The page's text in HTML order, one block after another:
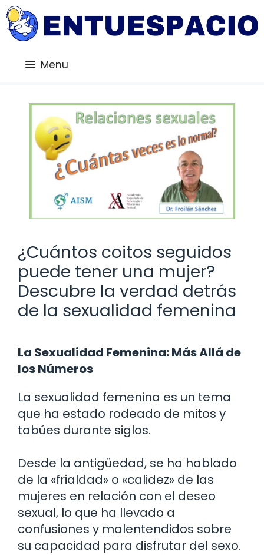
Saltar
al
contenido
Menu
¿Cuántos coitos seguidos
puede tener una mujer?
Descubre la verdad detrás
de la sexualidad femenina
La Sexualidad Femenina: Más Allá de
los Números
La sexualidad femenina es un tema
que ha estado rodeado de mitos y
tabúes durante siglos.
Desde la antigüedad, se ha hablado
de la «frialdad» o «calidez» de las
mujeres en relación con el deseo
sexual, lo que ha llevado a
confusiones y malentendidos sobre
su capacidad para disfrutar del sexo.